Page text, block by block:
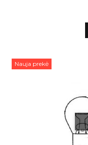
Nauja prekė